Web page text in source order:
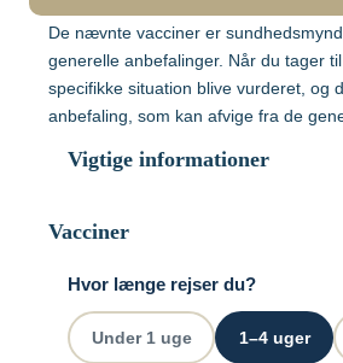
Hundegalskab –
Rabies
Influenza
Japansk
Pox)
Gravide og børn
Indonesien
Japan
Kenya
Malaysia
Mozambique
De nævnte vacciner er
generelle anbefalinger. Når du tager
specifikke situation blive vurderet, og
anbefaling, som kan afvige fra de
Vigtige informationer
Vacciner
Hvor længe rejser du?
Under 1 uge 1–4 uger